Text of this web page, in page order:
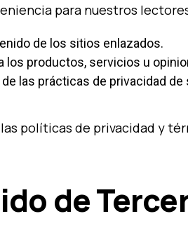
para nuestros
de los sitios enlazados.
los productos, servicios u
las prácticas de privacidad
políticas de privacidad y
de